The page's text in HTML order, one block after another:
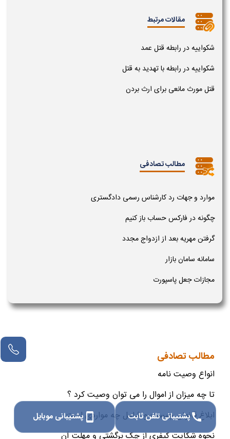
مقالات مرتبط
شکواییه در رابطه قتل عمد
شکواییه در رابطه با تهدید به قتل
قتل مورث مانعی برای ارث بردن
مطالب تصادفی
موارد و جهات رد کارشناس رسمی دادگستری
چگونه در فارکس حساب باز کنیم
گرفتن مهریه بعد از ازدواج مجدد
سامانه سامان بازار
مجازات جعل پاسپورت
مطالب تصادفی
انواع وصیت نامه
تا چه میزان از اموال را می توان وصیت کرد ؟
ابلاغ قانونی چیست و شامل چه مواردی است
نحوه شکایت کیفری از چک برگشتی و مهلت آن
callپشتیبانی تلفن ثابت smartphone پشتیبانی موبایل